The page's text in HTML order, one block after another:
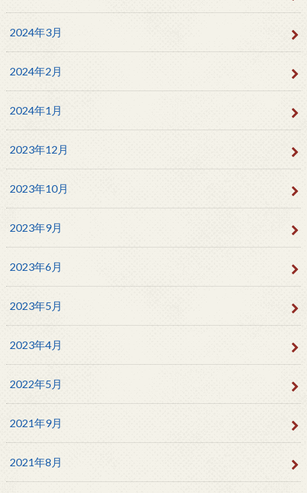
2024年3月
2024年2月
2024年1月
2023年12月
2023年10月
2023年9月
2023年6月
2023年5月
2023年4月
2022年5月
2021年9月
2021年8月